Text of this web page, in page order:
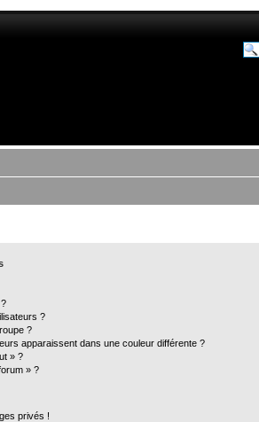
?
?
apparaissent dans une couleur différente ?
» ?
» ?
privés !